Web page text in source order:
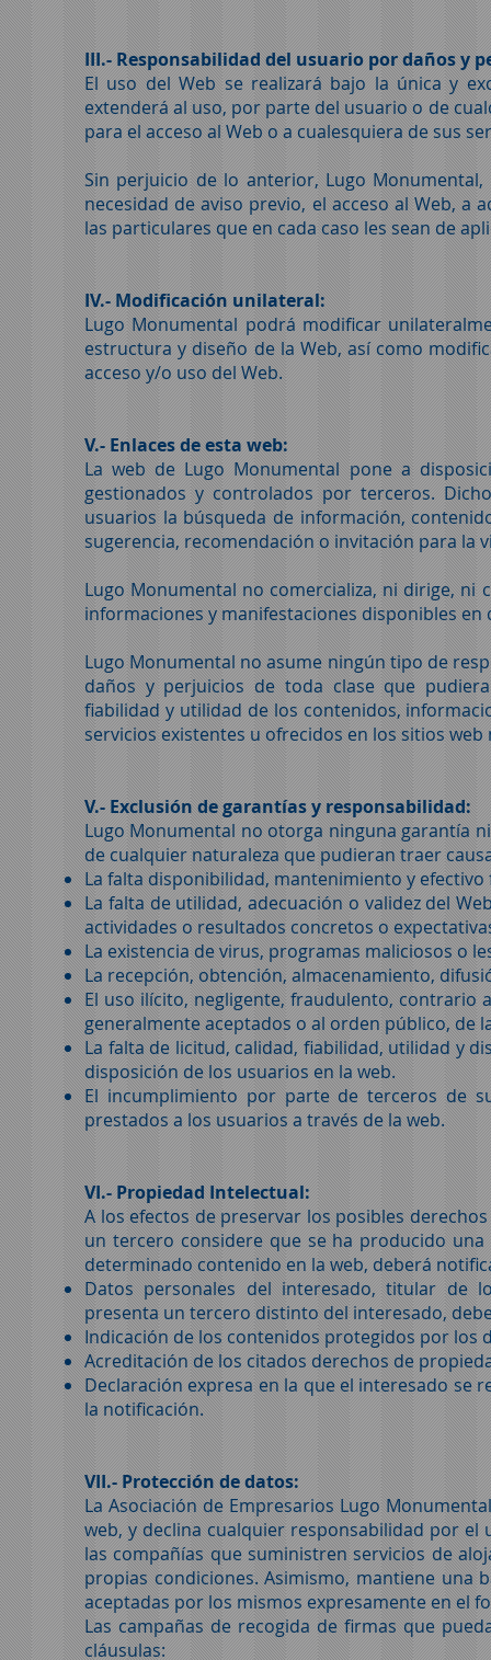
III.- Responsabilidad del usuario por daños y
El uso del Web se realizará bajo la única y
extenderá al uso, por parte del usuario o de
para el acceso al Web o a cualesquiera de sus
Sin perjuicio de lo anterior, Lugo
necesidad de aviso previo, el acceso al Web, a
las particulares que en cada caso les sean de
IV.- Modificación unilateral:
Lugo Monumental podrá modificar
estructura y diseño de la Web, así como
acceso y/o uso del Web.
V.- Enlaces de esta web:
La web de Lugo Monumental pone a
gestionados y controlados por terceros.
usuarios la búsqueda de información,
sugerencia, recomendación o invitación para la
Lugo Monumental no comercializa, ni dirige,
informaciones y manifestaciones disponibles en
Lugo Monumental no asume ningún tipo de
daños y perjuicios de toda clase que
fiabilidad y utilidad de los contenidos,
servicios existentes u ofrecidos en los sitios
V.- Exclusión de garantías y responsabilidad:
Lugo Monumental no otorga ninguna garantía
de cualquier naturaleza que pudieran traer
La falta disponibilidad, mantenimiento y
La falta de utilidad, adecuación o validez del
actividades o resultados concretos o
La existencia de virus, programas maliciosos o
La recepción, obtención, almacenamiento,
El uso ilícito, negligente, fraudulento, contrario
generalmente aceptados o al orden público, de
La falta de licitud, calidad, fiabilidad, utilidad y
disposición de los usuarios en la web.
El incumplimiento por parte de terceros de
prestados a los usuarios a través de la web.
VI.- Propiedad Intelectual:
A los efectos de preservar los posibles
un tercero considere que se ha producido
determinado contenido en la web, deberá
Datos personales del interesado, titular de
presenta un tercero distinto del interesado,
Indicación de los contenidos protegidos por los
Acreditación de los citados derechos de
Declaración expresa en la que el interesado se
la notificación.
VII.- Protección de datos:
La Asociación de Empresarios Lugo
web, y declina cualquier responsabilidad por
las compañías que suministren servicios de
propias condiciones. Asimismo, mantiene una
aceptadas por los mismos expresamente en el
Las campañas de recogida de firmas que
cláusulas: